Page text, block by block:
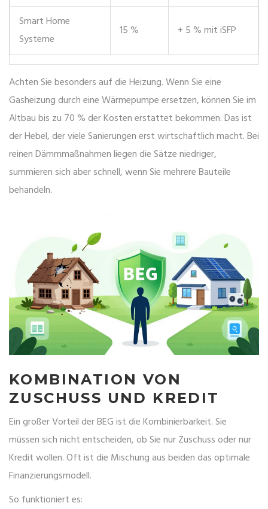
Smart Home
Systeme
15 % + 5 % mit iSFP
Achten Sie besonders auf die Heizung. Wenn Sie eine
Gasheizung durch eine Wärmepumpe ersetzen, können Sie im
Altbau bis zu 70 % der Kosten erstattet bekommen. Das ist
der Hebel, der viele Sanierungen erst wirtschaftlich macht. Bei
reinen Dämmmaßnahmen liegen die Sätze niedriger,
summieren sich aber schnell, wenn Sie mehrere Bauteile
behandeln.
KOMBINATION VON
ZUSCHUSS UND KREDIT
Ein großer Vorteil der BEG ist die Kombinierbarkeit. Sie
müssen sich nicht entscheiden, ob Sie nur Zuschuss oder nur
Kredit wollen. Oft ist die Mischung aus beiden das optimale
Finanzierungsmodell.
So funktioniert es: